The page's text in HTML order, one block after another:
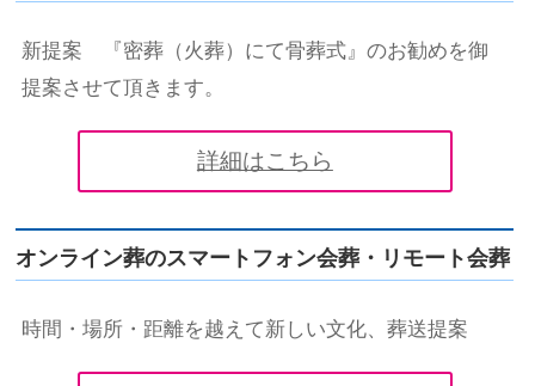
新提案 『密葬（火葬）にて骨葬式』のお勧めを御
提案させて頂きます。
詳細はこちら
オンライン葬のスマートフォン会葬・リモート会葬
時間・場所・距離を越えて新しい文化、葬送提案